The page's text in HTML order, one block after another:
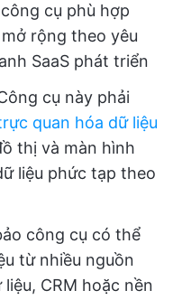
cụ phù hợp
rộng theo yêu
SaaS phát triển
cụ này phải
quan hóa dữ liệu
thị và màn hình
liệu phức tạp theo
công cụ có thể
từ nhiều nguồn
CRM hoặc nền